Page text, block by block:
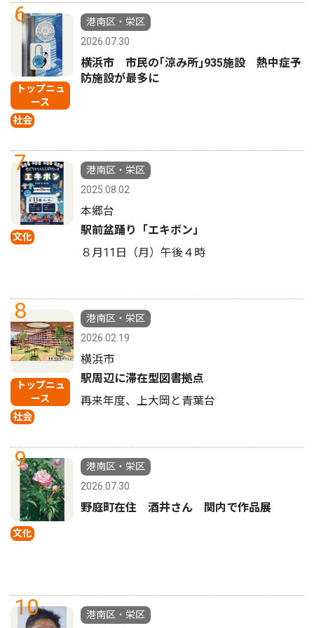
6
トップニュ
ース
社会
港南区・栄区
2026.07.30
横浜市 市民の｢涼み所｣935施設 熱中症予
防施設が最多に
7
文化
港南区・栄区
2025.08.02
本郷台
駅前盆踊り「エキボン」
８月11日（月）午後４時
8
トップニュ
ース
社会
港南区・栄区
2026.02.19
横浜市
駅周辺に滞在型図書拠点
再来年度、上大岡と青葉台
9
文化
港南区・栄区
2026.07.30
野庭町在住 酒井さん 関内で作品展
10
港南区・栄区